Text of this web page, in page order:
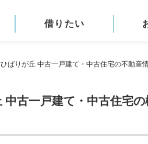
借りたい
ばりが丘 中古一戸建て・中古住宅の不動産
古一戸建て・中古住宅